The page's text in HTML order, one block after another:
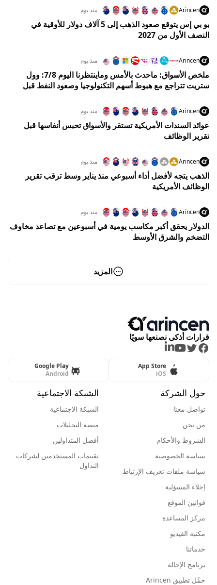
Arincen منذ يوم
يو بي إس يتوقع صعود الذهب إلى 5 آلاف دولار للأوقية في
النصف الأول من 2027
Arincen منذ يوم
ملخص الأسواق: ماحدث بالأمس وماينتظرنا اليوم 7/8: وول
ستريت تتراجع مع هبوط أسهم التكنولوجيا وصعود النفط قبل
Arincen منذ يوم
عوائد السندات الأمريكية تستقر والأسواق تحبس أنفاسها قبل
تقرير الوظائف
Arincen منذ يوم
الذهب يتجه لأفضل أداء أسبوعي منذ يناير وسط ترقب تقرير
الوظائف الأمريكية
Arincen منذ يوم
الدولار يحقق أكبر مكاسب يومية في أسبوعين مع تصاعد مخاوف
التضخم والشرق الأوسط
المزيد
قرارات أذكى نصنعها سويًا
Facebook
Twitter
Youtube
LinkedIn
App Store
iOS
Google Play
Android
حول الشركة
تواصل معنا
من نحن
الشروط والأحكام
سياسة الخصوصية
سياسة ملفات تعريف الإرتباط
إخلاء المسؤلية
قوانين الموقع
مركز المساعدة
مكتبة الفيديو
خدماتنا
برنامج الإحالة
حمِّل تطبيق Arincen
الشبكة الاجتماعية
الشبكة الاجتماعية
منصة التحليلات
أفضل المتداولين
تقييمات المستخدمين لشركات
التداول